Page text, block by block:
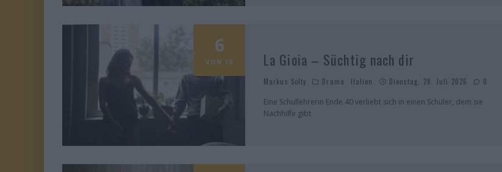
6
VON 10 La Gioia – Süchtig nach dir
Markus Solty Drama Italien Dienstag, 28. Juli 2026 0
Eine Schullehrerin Ende 40 verliebt sich in einen Schüler, dem sie
Nachhilfe gibt